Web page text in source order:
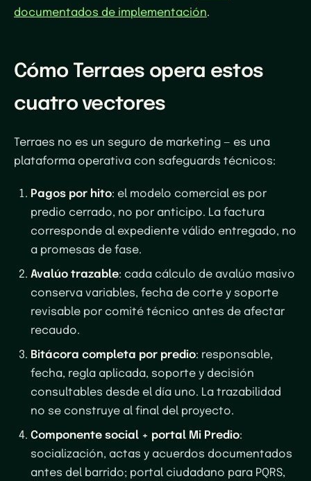
documentados de implementación.
Cómo Terraes opera estos
cuatro vectores
Terraes no es un seguro de marketing — es una
plataforma operativa con safeguards técnicos:
Pagos por hito: el modelo comercial es por
predio cerrado, no por anticipo. La factura
corresponde al expediente válido entregado, no
a promesas de fase.
Avalúo trazable: cada cálculo de avalúo masivo
conserva variables, fecha de corte y soporte
revisable por comité técnico antes de afectar
recaudo.
Bitácora completa por predio: responsable,
fecha, regla aplicada, soporte y decisión
consultables desde el día uno. La trazabilidad
no se construye al final del proyecto.
Componente social + portal Mi Predio:
socialización, actas y acuerdos documentados
antes del barrido; portal ciudadano para PQRS,